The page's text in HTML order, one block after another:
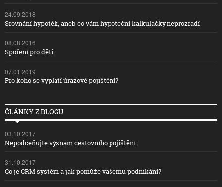
24.09.2018
Srovnání hypoték, aneb co vám hypoteční kalkulačky neprozradí
08.08.2016
Spoření pro děti
07.01.2019
Pro koho se vyplatí úrazové pojištění?
ČLÁNKY Z BLOGU
03.10.2017
Nepodceňujte význam cestovního pojištění
31.10.2017
Co je CRM systém a jak pomůže vašemu podnikání?